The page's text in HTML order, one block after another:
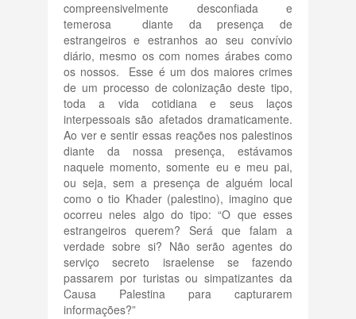
compreensivelmente desconfiada e
temerosa diante da presença de
estrangeiros e estranhos ao seu convívio
diário, mesmo os com nomes árabes como
os nossos. Esse é um dos maiores crimes
de um processo de colonização deste tipo,
toda a vida cotidiana e seus laços
interpessoais são afetados dramaticamente.
Ao ver e sentir essas reações nos palestinos
diante da nossa presença, estávamos
naquele momento, somente eu e meu pai,
ou seja, sem a presença de alguém local
como o tio Khader (palestino), imagino que
ocorreu neles algo do tipo: “O que esses
estrangeiros querem? Será que falam a
verdade sobre si? Não serão agentes do
serviço secreto israelense se fazendo
passarem por turistas ou simpatizantes da
Causa Palestina para capturarem
informações?”